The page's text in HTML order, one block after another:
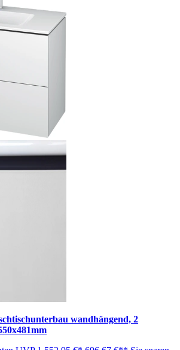
wandhängend, 2